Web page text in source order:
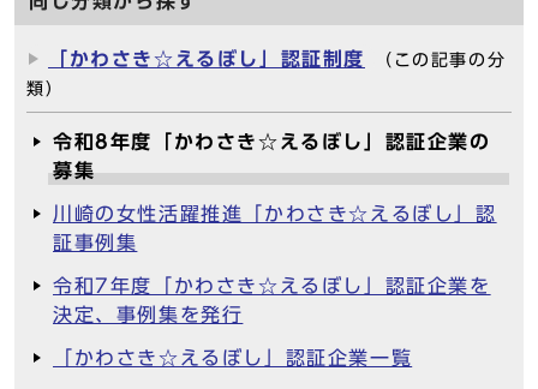
「かわさき☆えるぼし」認証制度
（この記事の分
類）
令和8年度「かわさき☆えるぼし」認証企業の
募集
川崎の女性活躍推進「かわさき☆えるぼし」認
証事例集
令和7年度「かわさき☆えるぼし」認証企業を
決定、事例集を発行
「かわさき☆えるぼし」認証企業一覧